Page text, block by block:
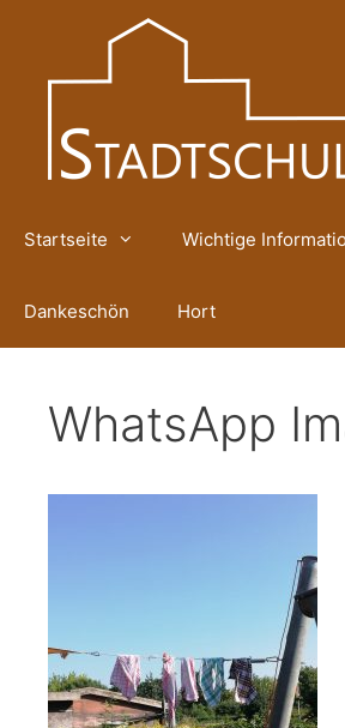
springen
Startseite Wichtige
Dankeschön Hort
WhatsApp